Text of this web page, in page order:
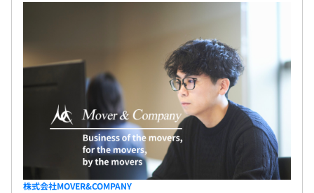
5〜20人チームで対応しています。
株式会社MOVER&COMPANY